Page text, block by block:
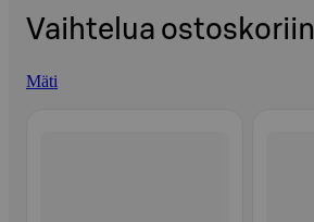
Vaihtelua ostoskoriin
Mäti